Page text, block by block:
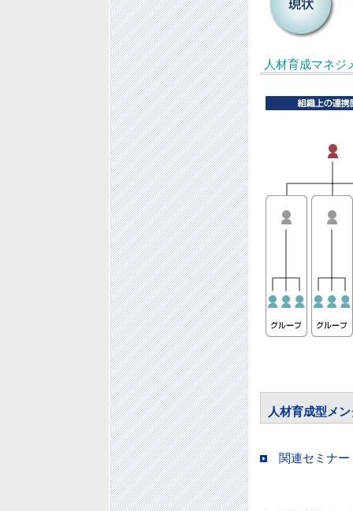
人材育成マネジ
人材育成型メ
関連セミナ